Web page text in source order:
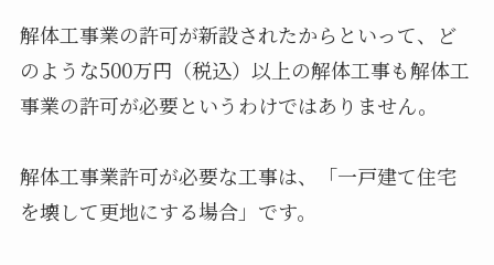
解体工事業の許可が新設されたからといって、ど
のような500万円（税込）以上の解体工事も解体工
事業の許可が必要というわけではありません。
解体工事業許可が必要な工事は、「一戸建て住宅
を壊して更地にする場合」です。